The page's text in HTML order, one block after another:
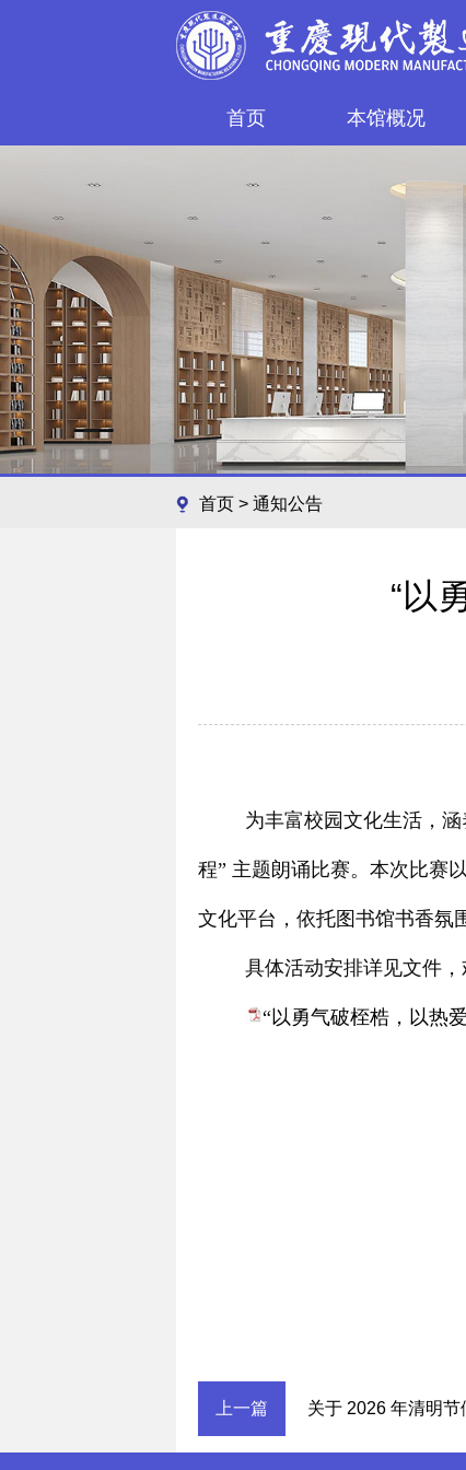
首页 本馆概况
首页>通知公告
“以
为丰富校园文化生活，
程” 主题朗诵比赛。本次比赛
文化平台，依托图书馆书香氛
具体活动安排详见文件，
“以勇气破桎梏，以热
上一篇